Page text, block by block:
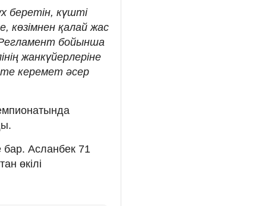
беретін, күшті
көзімнен қалай жас
бойынша
жанкүйерлеріне
керемет әсер
Асланбек 71
өкілі